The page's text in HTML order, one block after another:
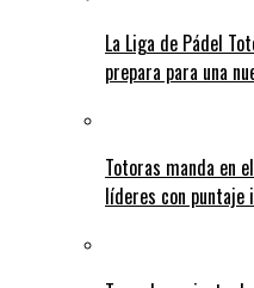
La Liga de Pádel
prepara para una
Totoras manda en
líderes con puntaje